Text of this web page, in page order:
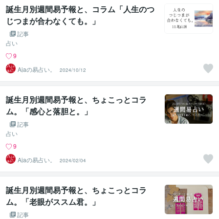
誕生月別週間易予報と、コラム「人生のつ
じつまが合わなくても。」
記事
占い
9
Ajaの易占い。
2024/10/12
誕生月別週間易予報と、ちょこっとコラ
ム。「感心と落胆と。」
記事
占い
9
Ajaの易占い。
2024/02/04
誕生月別週間易予報と、ちょこっとコラ
ム。「老眼がススム君。」
記事